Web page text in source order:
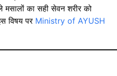
मसालों का सही सेवन शरीर को
विषय पर Ministry of AYUSH